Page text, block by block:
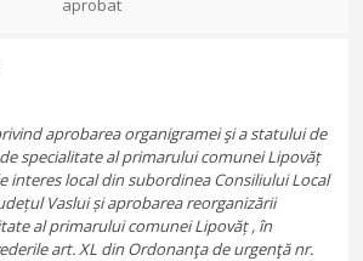
aprobat
aprobarea organigramei şi a statului de
specialitate al primarului comunei Lipovăț
interes local din subordinea Consiliului Local
Vaslui și aprobarea reorganizării
al primarului comunei Lipovăț , în
art. XL din Ordonanţa de urgenţă nr.